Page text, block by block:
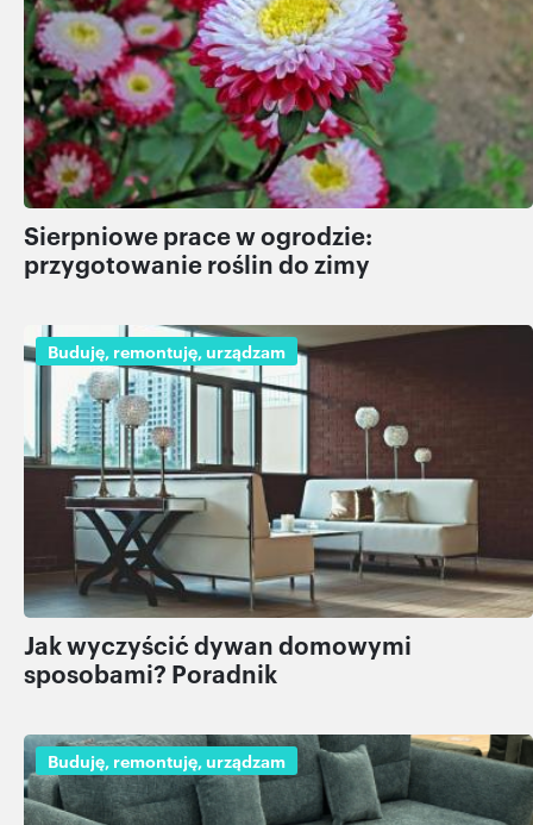
Sierpniowe prace w ogrodzie:
przygotowanie roślin do zimy
Buduję, remontuję, urządzam
Jak wyczyścić dywan domowymi
sposobami? Poradnik
Buduję, remontuję, urządzam